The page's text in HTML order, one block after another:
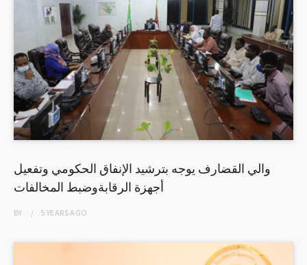
والي القضارف يوجه بترشيد الإنفاق الحكومي وتفعيل
أجهزة الرقابةوضبط المخالفات
BY 5 YEARSAGO